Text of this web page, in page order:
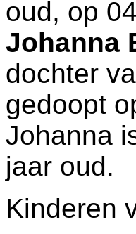
oud, op
Johanna
dochter
gedoopt
Johanna
jaar oud.
Kinderen